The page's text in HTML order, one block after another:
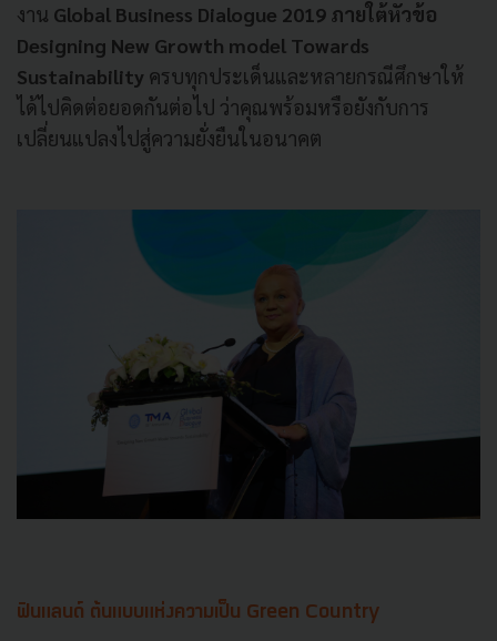
งาน Global Business Dialogue 2019 ภายใต้หัวข้อ
Designing New Growth model Towards
Sustainability ครบทุกประเด็นและหลายกรณีศึกษาให้
ได้ไปคิดต่อยอดกันต่อไป ว่าคุณพร้อมหรือยังกับการ
เปลี่ยนแปลงไปสู่ความยั่งยืนในอนาคต
ฟินแลนด์ ต้นแบบแห่งความเป็น Green Country